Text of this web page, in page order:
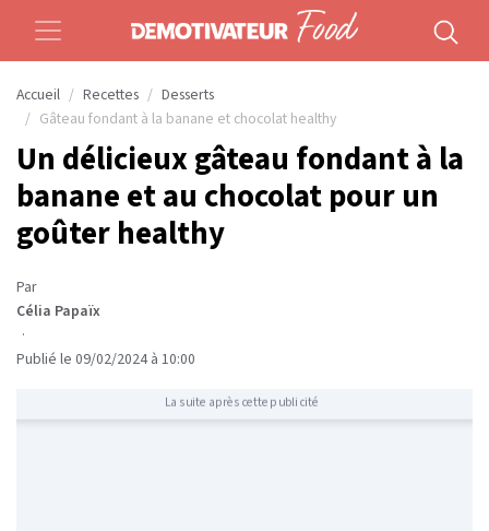
Accueil Recettes
Desserts
Gâteau fondant à la banane et chocolat healthy
Un délicieux gâteau fondant à la
banane et au chocolat pour un
goûter healthy
Par
Célia Papaïx
·
Publié le 09/02/2024 à 10:00
La suite après cette publicité